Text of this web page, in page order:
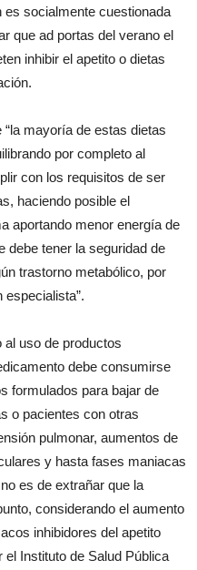
socialmente cuestionada
que ad portas del verano el
inhibir el apetito o dietas
mayoría de estas dietas
por completo al
con los requisitos de ser
haciendo posible el
aportando menor energía de
debe tener la seguridad de
trastorno metabólico, por
uso de productos
debe consumirse
formulados para bajar de
o pacientes con otras
pulmonar, aumentos de
y hasta fases maniacas
es de extrañar que la
considerando el aumento
inhibidores del apetito
el Instituto de Salud Pública